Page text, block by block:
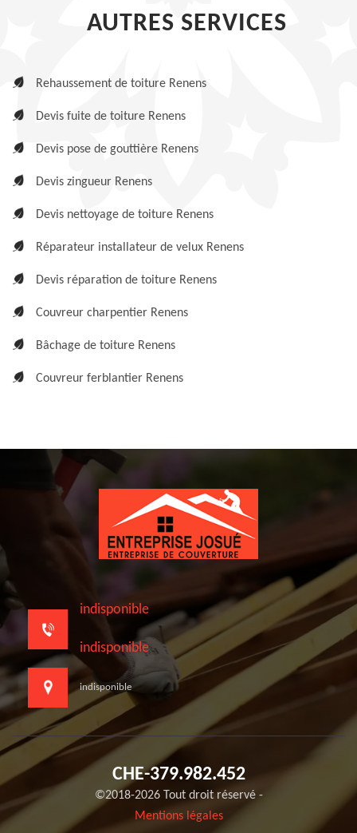
AUTRES SERVICES
Rehaussement de toiture Renens
Devis fuite de toiture Renens
Devis pose de gouttière Renens
Devis zingueur Renens
Devis nettoyage de toiture Renens
Réparateur installateur de velux Renens
Devis réparation de toiture Renens
Couvreur charpentier Renens
Bâchage de toiture Renens
Couvreur ferblantier Renens
indisponible
indisponible
indisponible
CHE-379.982.452
©2018-2026 Tout droit réservé -
Mentions légales